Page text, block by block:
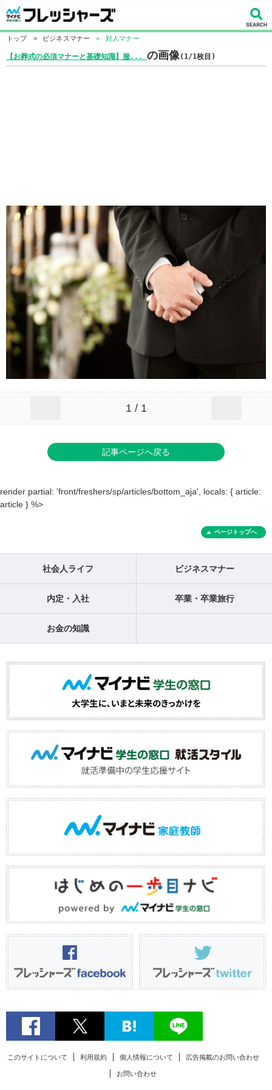
トップ > ビジネスマナー > 対人マナー
【お葬式の必須マナーと基礎知識】服... の画像(1/1枚目)
1 / 1
記事ページへ戻る
render partial: 'front/freshers/sp/articles/bottom_aja', locals: { article:
article } %>
ページトップへ
社会人ライフ ビジネスマナー
内定・入社 卒業・卒業旅行
お金の知識
このサイトについて 利用規約 個人情報について 広告掲載のお問い合わせ
お問い合わせ